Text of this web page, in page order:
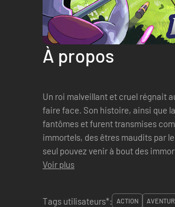
À propos
Un roi malveillant et cruel régnait
faire face. Son histoire, ainsi que
fantômes et furent transmises
immortels, des êtres maudits par le
seul pouvez venir à bout des
Voir plus
Tags utilisateurs*:
ACTION